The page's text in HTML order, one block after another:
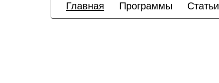
Главная Программы Статьи